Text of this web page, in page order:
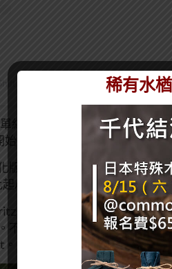
Beers Podcast (@shiftbeers)
純
，甚至比例
嘗試）。此外可以再補上一些
版，像是近來相當流行的
Aperol 風味更厚重，苦味也
叫
Ranye West，一樣是
不過它的名字是來自Rainier
稀有水